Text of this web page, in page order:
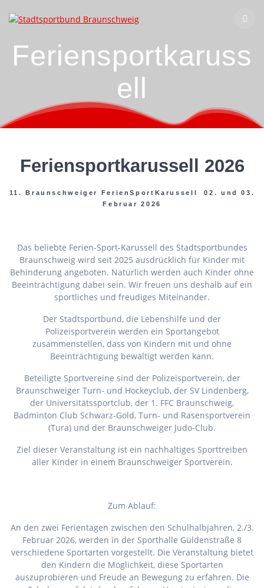
Inhalt
Feriensportkaruss
ell
Feriensportkarussell 2026
11. Braunschweiger FerienSportKarussell 02. und 03.
Februar 2026
Das beliebte Ferien-Sport-Karussell des Stadtsportbundes
Braunschweig wird seit 2025 ausdrücklich für Kinder mit
Behinderung angeboten. Natürlich werden auch Kinder ohne
Beeinträchtigung dabei sein. Wir freuen uns deshalb auf ein
sportliches und freudiges Miteinander.
Der Stadtsportbund, die Lebenshilfe und der
Polizeisportverein werden ein Sportangebot
zusammenstellen, dass von Kindern mit und ohne
Beeinträchtigung bewältigt werden kann.
Beteiligte Sportvereine sind der Polizeisportverein, der
Braunschweiger Turn- und Hockeyclub, der SV Lindenberg,
der Universitätssportclub, der 1. FFC Braunschweig,
Badminton Club Schwarz-Gold, Turn- und Rasensportverein
(Tura) und der Braunschweiger Judo-Club.
Ziel dieser Veranstaltung ist ein nachhaltiges Sporttreiben
aller Kinder in einem Braunschweiger Sportverein.
Zum Ablauf:
An den zwei Ferientagen zwischen den Schulhalbjahren, 2./3.
Februar 2026, werden in der Sporthalle Güldenstraße 8
verschiedene Sportarten vorgestellt. Die Veranstaltung bietet
den Kindern die Möglichkeit, diese Sportarten
auszuprobieren und Freude an Bewegung zu erfahren. Die